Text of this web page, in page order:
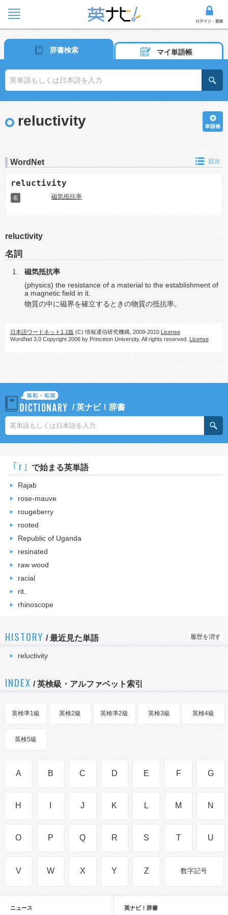
辞書検索 マイ単語帳
reluctivity
WordNet 目次
reluctivity
名 磁気抵抗率
reluctivity
名詞
磁気抵抗率
(physics) the resistance of a material to the establishment of
a magnetic field in it.
物質の中に磁界を確立するときの物質の抵抗率。
日本語ワードネット1.1版 (C) 情報通信研究機構, 2009-2010 License
WordNet 3.0 Copyright 2006 by Princeton University. All rights reserved. License
/英ナビ！辞書
｢r｣ で始まる英単語
Rajab
rose-mauve
rougeberry
rooted
Republic of Uganda
resinated
raw wood
racial
rit.
rhinoscope
HISTORY /最近見た単語 履歴を消す
reluctivity
INDEX / 英検級・アルファベット索引
英検準1級 英検2級 英検準2級 英検3級 英検4級
英検5級
A B C D E F G
H J K L M N
O P Q R S T U
V W X Y Z 数字記号
ニュース 英ナビ！辞書